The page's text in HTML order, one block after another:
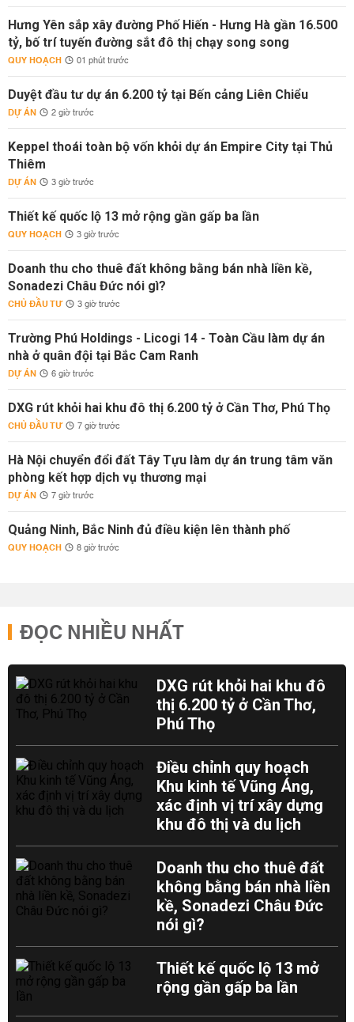
Hưng Yên sắp xây đường Phố Hiến - Hưng Hà gần 16.500
tỷ, bố trí tuyến đường sắt đô thị chạy song song
QUY HOẠCH 01 phút trước
Duyệt đầu tư dự án 6.200 tỷ tại Bến cảng Liên Chiểu
DỰ ÁN 2 giờ trước
Keppel thoái toàn bộ vốn khỏi dự án Empire City tại Thủ
Thiêm
DỰ ÁN 3 giờ trước
Thiết kế quốc lộ 13 mở rộng gần gấp ba lần
QUY HOẠCH 3 giờ trước
Doanh thu cho thuê đất không bằng bán nhà liền kề,
Sonadezi Châu Đức nói gì?
CHỦ ĐẦU TƯ 3 giờ trước
Trường Phú Holdings - Licogi 14 - Toàn Cầu làm dự án
nhà ở quân đội tại Bắc Cam Ranh
DỰ ÁN 6 giờ trước
DXG rút khỏi hai khu đô thị 6.200 tỷ ở Cần Thơ, Phú Thọ
CHỦ ĐẦU TƯ 7 giờ trước
Hà Nội chuyển đổi đất Tây Tựu làm dự án trung tâm văn
phòng kết hợp dịch vụ thương mại
DỰ ÁN 7 giờ trước
Quảng Ninh, Bắc Ninh đủ điều kiện lên thành phố
QUY HOẠCH 8 giờ trước
ĐỌC NHIỀU NHẤT
DXG rút khỏi hai khu đô
thị 6.200 tỷ ở Cần Thơ,
Phú Thọ
Điều chỉnh quy hoạch
Khu kinh tế Vũng Áng,
xác định vị trí xây dựng
khu đô thị và du lịch
Doanh thu cho thuê đất
không bằng bán nhà liền
kề, Sonadezi Châu Đức
nói gì?
Thiết kế quốc lộ 13 mở
rộng gần gấp ba lần